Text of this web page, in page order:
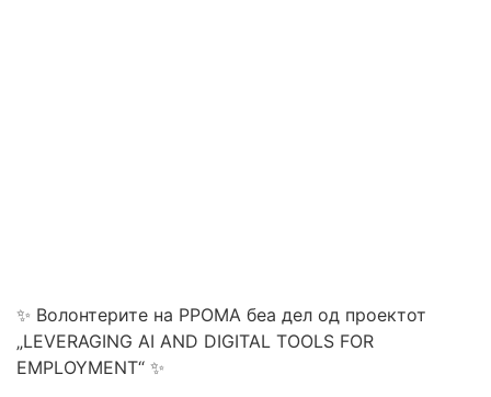
✨ Волонтерите на РРОМА беа дел од проектот
„LEVERAGING AI AND DIGITAL TOOLS FOR
EMPLOYMENT“ ✨